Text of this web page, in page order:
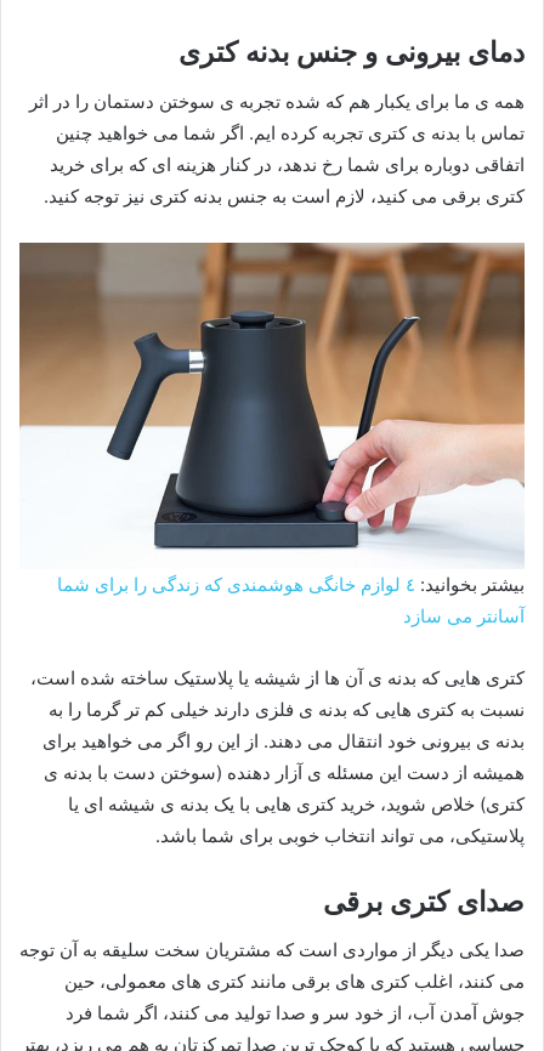
دمای بیرونی و جنس بدنه کتری
همه ی ما برای یکبار هم که شده تجربه ی سوختن دستمان را در اثر
تماس با بدنه ی کتری تجربه کرده ایم. اگر شما می خواهید چنین
اتفاقی دوباره برای شما رخ ندهد، در کنار هزینه ای که برای خرید
کتری برقی می کنید، لازم است به جنس بدنه کتری نیز توجه کنید.
بیشتر بخوانید:
٤ لوازم خانگی هوشمندی که زندگی را برای شما
آسانتر می سازد
کتری هایی که بدنه ی آن ها از شیشه یا پلاستیک ساخته شده است،
نسبت به کتری هایی که بدنه ی فلزی دارند خیلی کم تر گرما را به
بدنه ی بیرونی خود انتقال می دهند. از این رو اگر می خواهید برای
همیشه از دست این مسئله ی آزار دهنده (سوختن دست با بدنه ی
کتری) خلاص شوید، خرید کتری هایی با یک بدنه ی شیشه ای یا
پلاستیکی، می تواند انتخاب خوبی برای شما باشد.
صدای کتری برقی
صدا یکی دیگر از مواردی است که مشتریان سخت سلیقه به آن توجه
می کنند، اغلب کتری های برقی مانند کتری های معمولی، حین
جوش آمدن آب، از خود سر و صدا تولید می کنند، اگر شما فرد
حساسی هستید که با کوچک ترین صدا تمرکزتان به هم می ریزد، بهتر